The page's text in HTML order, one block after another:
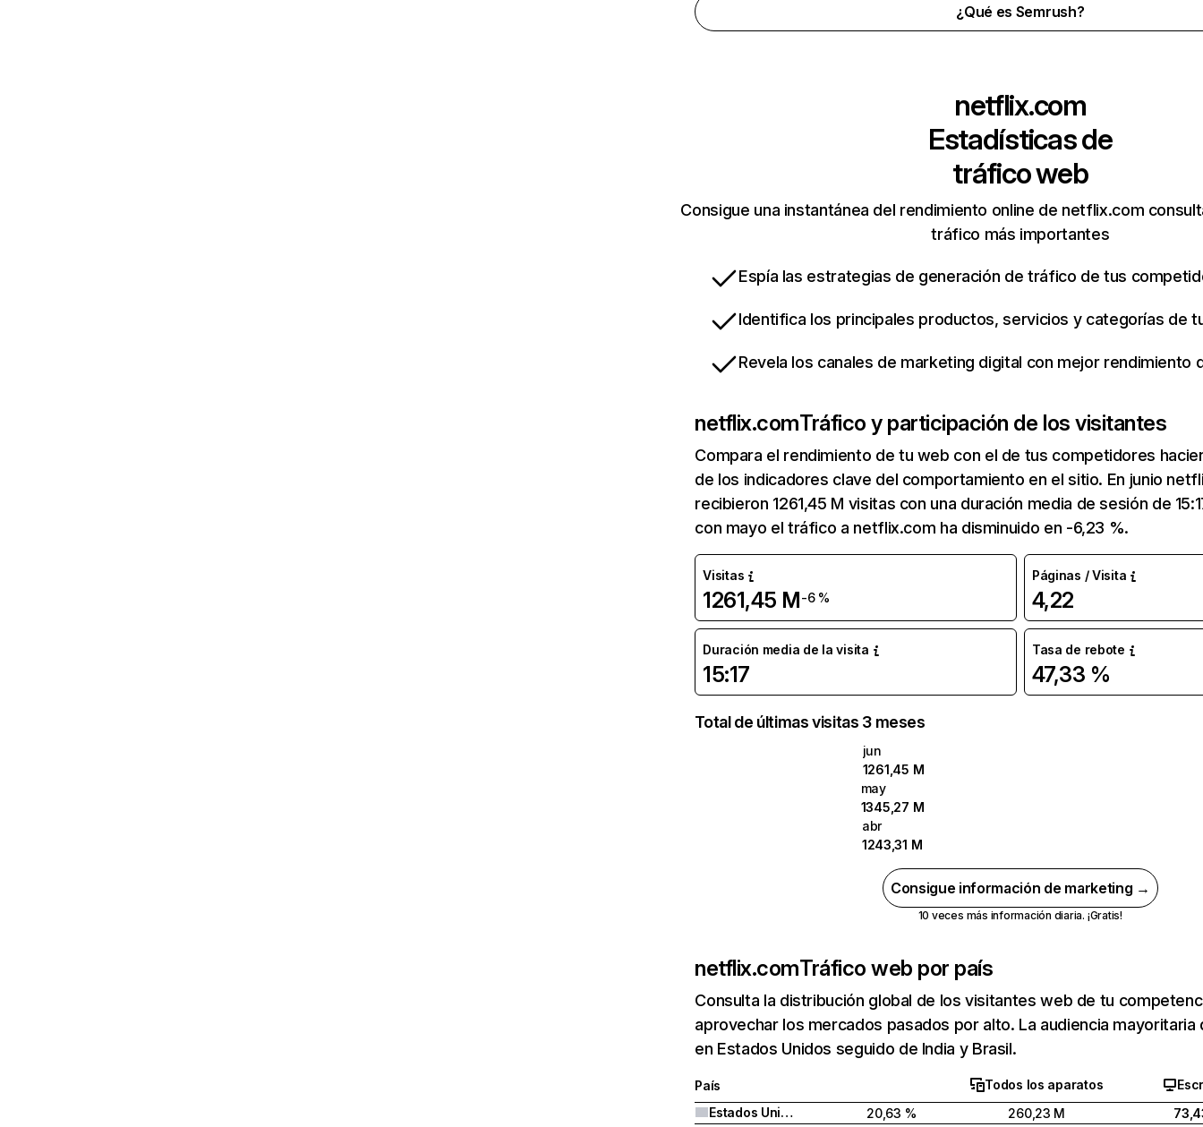
¿Qué es Semrush?
netflix.com
Estadísticas de
tráfico web
Consigue una instantánea del rendimiento online de netflix.com
tráfico más importantes
Espía las estrategias de generación de tráfico de tus
Identifica los principales productos, servicios y categorías de
Revela los canales de marketing digital con mejor rendimiento
netflix.comTráfico y participación de los visitantes
Compara el rendimiento de tu web con el de tus competidores
de los indicadores clave del comportamiento en el sitio. En junio
recibieron 1261,45 M visitas con una duración media de sesión de
con mayo el tráfico a netflix.com ha disminuido en -6,23 %.
Visitas
1261,45 M-6 %
Páginas / Visita
4,22
Duración media de la visita
15:17
Tasa de rebote
47,33 %
Total de últimas visitas 3 meses
jun
1261,45 M
may
1345,27 M
abr
1243,31 M
Consigue información de marketing →
10 veces más información diaria. ¡Gratis!
netflix.comTráfico web por país
Consulta la distribución global de los visitantes web de tu
aprovechar los mercados pasados por alto. La audiencia
en Estados Unidos seguido de India y Brasil.
País Todos los aparatos
Estados Unidos
20,63 % 260,23 M